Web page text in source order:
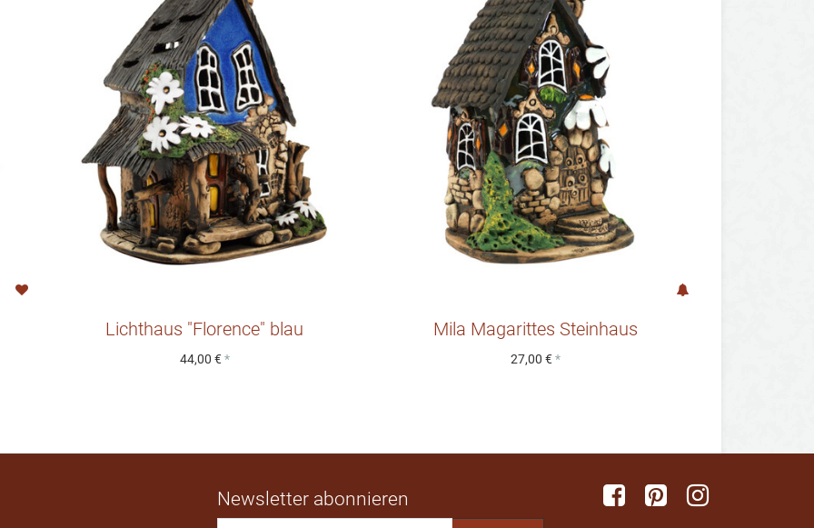
Lichthaus "Florence" blau
44,00 € *
Mila Magarittes Steinhaus
27,00 € *
Newsletter abonnieren